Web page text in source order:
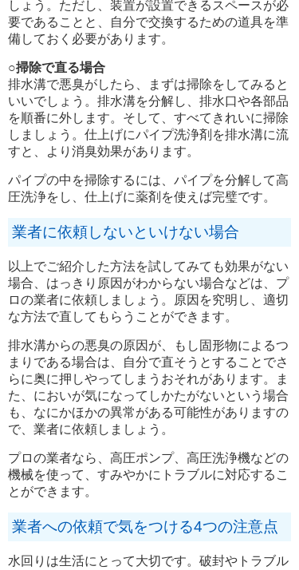
しょう。ただし、装置が設置できるスペースが必
要であることと、自分で交換するための道具を準
備しておく必要があります。
○掃除で直る場合
排水溝で悪臭がしたら、まずは掃除をしてみると
いいでしょう。排水溝を分解し、排水口や各部品
を順番に外します。そして、すべてきれいに掃除
しましょう。仕上げにパイプ洗浄剤を排水溝に流
すと、より消臭効果があります。
パイプの中を掃除するには、パイプを分解して高
圧洗浄をし、仕上げに薬剤を使えば完璧です。
業者に依頼しないといけない場合
以上でご紹介した方法を試してみても効果がない
場合、はっきり原因がわからない場合などは、プ
ロの業者に依頼しましょう。原因を究明し、適切
な方法で直してもらうことができます。
排水溝からの悪臭の原因が、もし固形物によるつ
まりである場合は、自分で直そうとすることでさ
らに奥に押しやってしまうおそれがあります。ま
た、においが気になってしかたがないという場合
も、なにかほかの異常がある可能性がありますの
で、業者に依頼しましょう。
プロの業者なら、高圧ポンプ、高圧洗浄機などの
機械を使って、すみやかにトラブルに対応するこ
とができます。
業者への依頼で気をつける4つの注意点
水回りは生活にとって大切です。破封やトラブル